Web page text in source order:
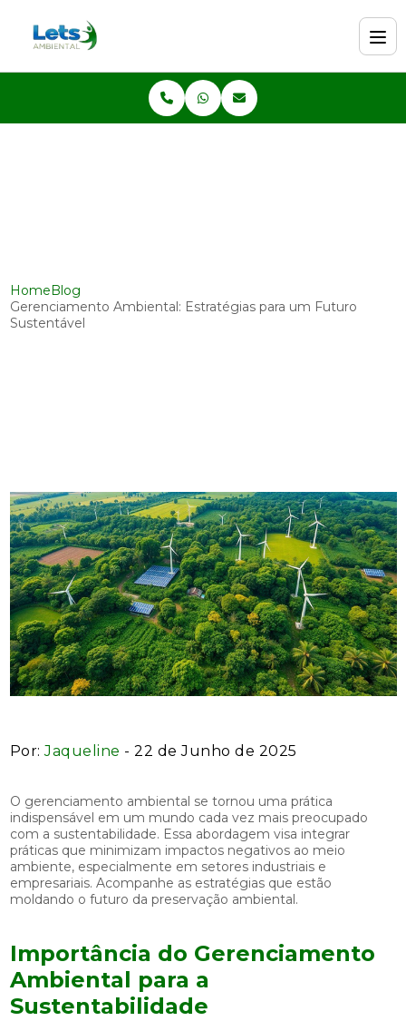
HomeBlog
Gerenciamento Ambiental: Estratégias para um Futuro
Sustentável
Por:Jaqueline - 22 de Junho de 2025
O gerenciamento ambiental se tornou uma prática
indispensável em um mundo cada vez mais preocupado
com a sustentabilidade. Essa abordagem visa integrar
práticas que minimizam impactos negativos ao meio
ambiente, especialmente em setores industriais e
empresariais. Acompanhe as estratégias que estão
moldando o futuro da preservação ambiental.
Importância do Gerenciamento
Ambiental para a
Sustentabilidade